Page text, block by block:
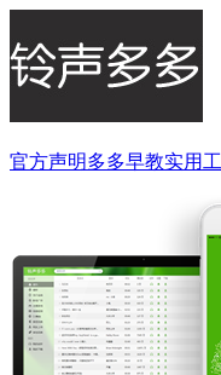
官方声明多多早教实用